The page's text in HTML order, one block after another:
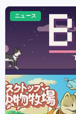
ニュース